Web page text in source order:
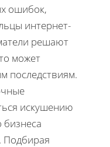
ошибок,
интернет-
решают
может
последствиям.
искушению
бизнеса
Подбирая